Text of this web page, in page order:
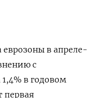
в апреле-
с
в годовом
первая